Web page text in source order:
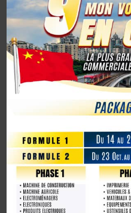
ARTICLES
Avec 780 millions de dollars
2026, Huaxin Gold accélère
Coopération sino-ivoirienne :
siège du centre d’affaires YUE
(YABA) à Guangzhou
Coopération Sino-Ivoirienne :
Ambassadeur de la Côte
diplomatique